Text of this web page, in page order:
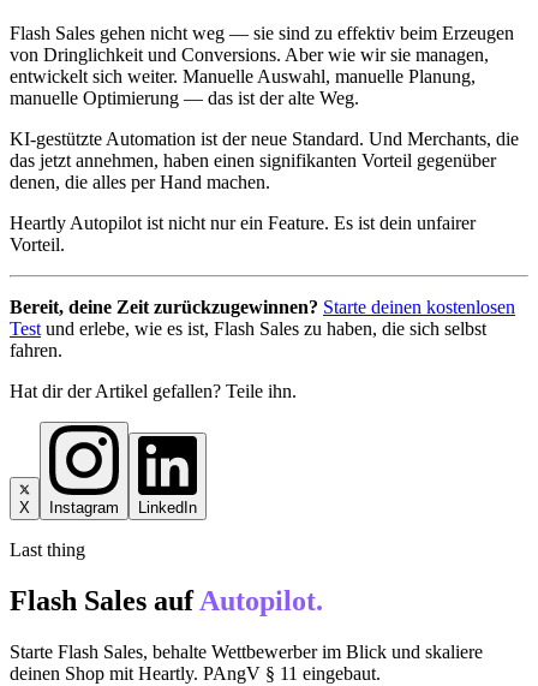
Flash Sales gehen nicht weg — sie sind zu effektiv beim Erzeugen
von Dringlichkeit und Conversions. Aber wie wir sie managen,
entwickelt sich weiter. Manuelle Auswahl, manuelle Planung,
manuelle Optimierung — das ist der alte Weg.
KI-gestützte Automation ist der neue Standard. Und Merchants, die
das jetzt annehmen, haben einen signifikanten Vorteil gegenüber
denen, die alles per Hand machen.
Heartly Autopilot ist nicht nur ein Feature. Es ist dein unfairer
Vorteil.
Bereit, deine Zeit zurückzugewinnen? Starte deinen kostenlosen
Test und erlebe, wie es ist, Flash Sales zu haben, die sich selbst
fahren.
Hat dir der Artikel gefallen? Teile ihn.
X Instagram LinkedIn
Last thing
Flash Sales auf Autopilot.
Starte Flash Sales, behalte Wettbewerber im Blick und skaliere
deinen Shop mit Heartly. PAngV § 11 eingebaut.